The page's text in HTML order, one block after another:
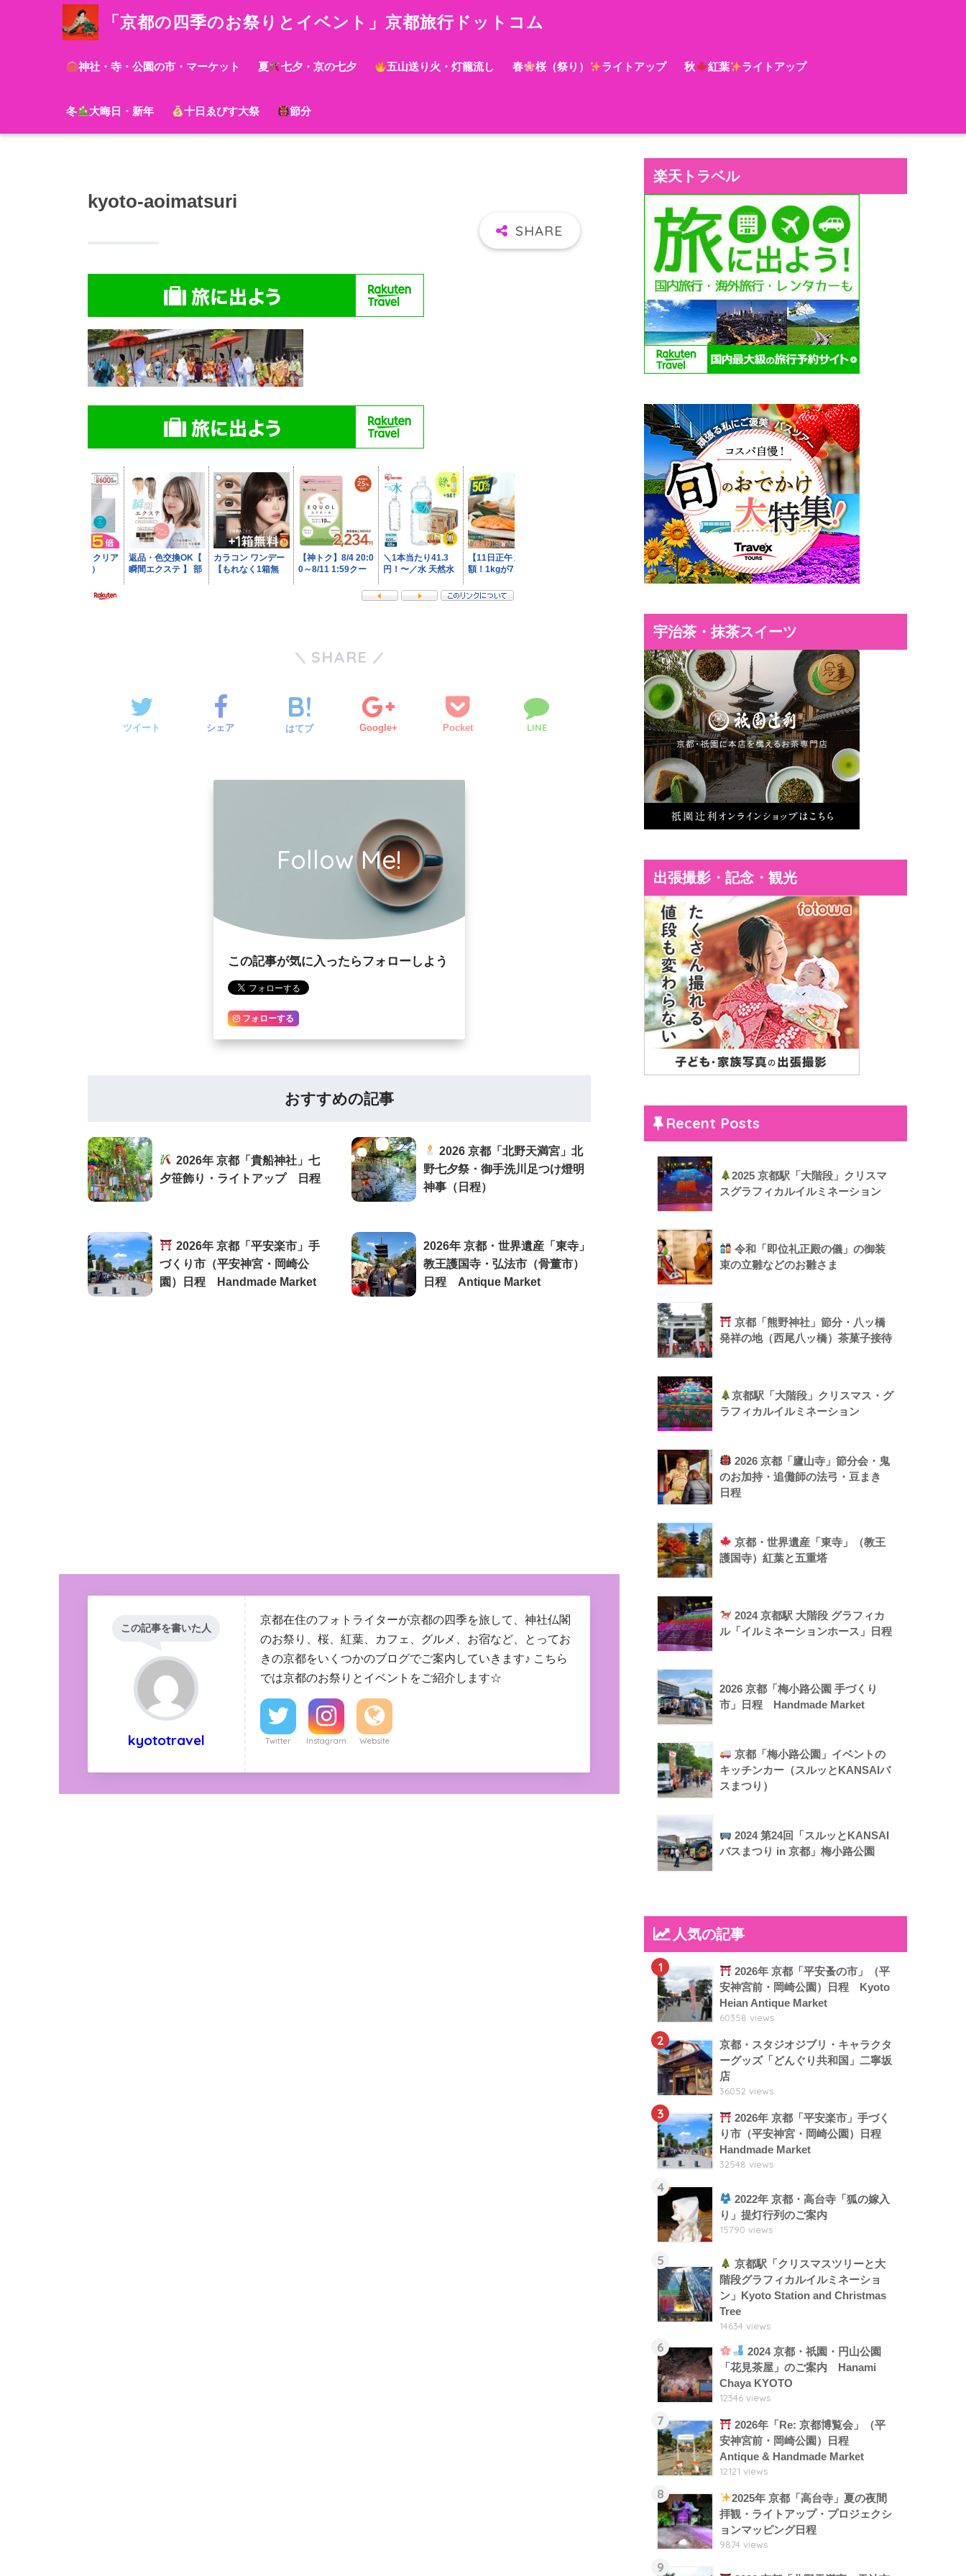
「京都の四季のお祭りとイベント」京都旅行ドットコム
神社・寺・公園の市・マーケット 夏 七夕・京の七夕 五山送り火・灯籠流し 春 桜（祭り） ライトアップ 秋 紅葉 ライトアップ
冬 大晦日・新年 十日ゑびす大祭 節分
kyoto-aoimatsuri
SHARE
ツイート シェア はてブ Google+ Pocket LINE
Follow Me!
この記事が気に入ったらフォローしよう
フォローする
おすすめの記事
2026年 京都「貴船神社」七
夕笹飾り・ライトアップ 日程
2026 京都「北野天満宮」北
野七夕祭・御手洗川足つけ燈明
神事（日程）
2026年 京都「平安楽市」手
づくり市（平安神宮・岡崎公
園）日程 Handmade Market
2026年 京都・世界遺産「東寺」
教王護国寺・弘法市（骨董市）
日程 Antique Market
この記事を書いた人
kyototravel
京都在住のフォトライターが京都の四季を旅して、神社仏閣
のお祭り、桜、紅葉、カフェ、グルメ、お宿など、とってお
きの京都をいくつかのブログでご案内していきます♪ こちら
では京都のお祭りとイベントをご紹介します☆
Twitter Instagram Website
楽天トラベル
宇治茶・抹茶スイーツ
出張撮影・記念・観光
Recent Posts
2025 京都駅「大階段」クリスマ
スグラフィカルイルミネーション
令和「即位礼正殿の儀」の御装
束の立雛などのお雛さま
京都「熊野神社」節分・八ッ橋
発祥の地（西尾八ッ橋）茶菓子接待
京都駅「大階段」クリスマス・グ
ラフィカルイルミネーション
2026 京都「廬山寺」節分会・鬼
のお加持・追儺師の法弓・豆まき
日程
京都・世界遺産「東寺」（教王
護国寺）紅葉と五重塔
2024 京都駅 大階段 グラフィカ
ル「イルミネーションホース」日程
2026 京都「梅小路公園 手づくり
市」日程 Handmade Market
京都「梅小路公園」イベントの
キッチンカー（スルッとKANSAIバ
スまつり）
2024 第24回「スルッとKANSAI
バスまつり in 京都」梅小路公園
人気の記事
1
2026年 京都「平安蚤の市」（平
安神宮前・岡崎公園）日程 Kyoto
Heian Antique Market
60358 views
2
京都・スタジオジブリ・キャラクタ
ーグッズ「どんぐり共和国」二寧坂
店
36052 views
3
2026年 京都「平安楽市」手づく
り市（平安神宮・岡崎公園）日程
Handmade Market
32548 views
4
2022年 京都・高台寺「狐の嫁入
り」提灯行列のご案内
15790 views
5
京都駅「クリスマスツリーと大
階段グラフィカルイルミネーショ
ン」Kyoto Station and Christmas
Tree
14634 views
6
2024 京都・祇園・円山公園
「花見茶屋」のご案内 Hanami
Chaya KYOTO
12346 views
7
2026年「Re: 京都博覧会」（平
安神宮前・岡崎公園）日程
Antique & Handmade Market
12121 views
8
2025年 京都「高台寺」夏の夜間
拝観・ライトアップ・プロジェクシ
ョンマッピング日程
9874 views
9